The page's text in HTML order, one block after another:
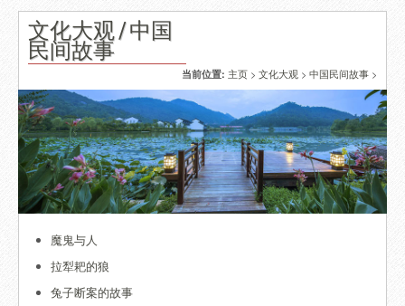
文化大观 / 中国
民间故事
当前位置: 主页 > 文化大观 > 中国民间故事 >
魔鬼与人
拉犁耙的狼
兔子断案的故事